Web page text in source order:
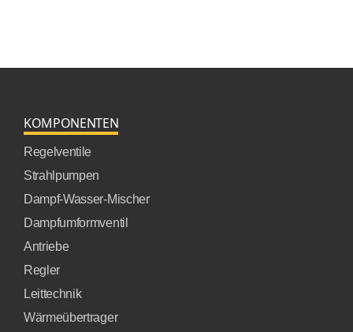
KOMPONENTEN
Regelventile
Strahlpumpen
Dampf-Wasser-Mischer
Dampfumformventil
Antriebe
Regler
Leittechnik
Wärmeübertrager